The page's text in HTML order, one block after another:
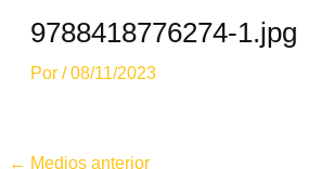
9788418776274-1.jpg
Por /08/11/2023
Navegación
← Medios anterior